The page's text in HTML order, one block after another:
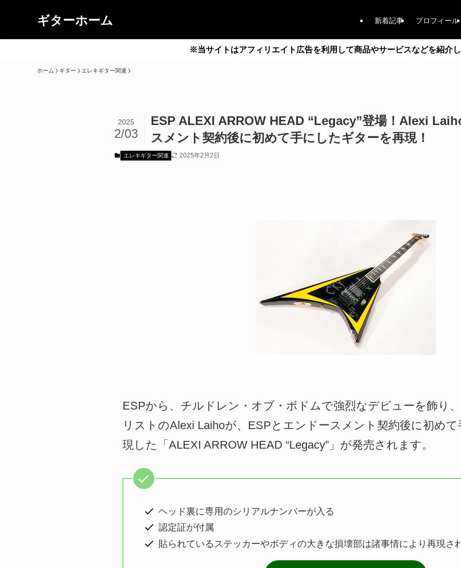
ギターホーム 新着記事 プロフィール
※当サイトはアフィリエイト広告を利用して商品やサービスなどを紹介
ホーム ギター エレキギター関連
ESP ALEXI ARROW HEAD “Legacy”登場！Alexi
スメント契約後に初めて手にしたギターを再現！
2025
2/03
エレキギター関連 2025年2月2日
ESPから、チルドレン・オブ・ボドムで強烈なデビューを飾り
リストのAlexi Laihoが、ESPとエンドースメント契約後に初め
現した「ALEXI ARROW HEAD “Legacy”」が発売されます。
ヘッド裏に専用のシリアルナンバーが入る
認定証が付属
貼られているステッカーやボディの大きな損壊部は諸事情により再現さ